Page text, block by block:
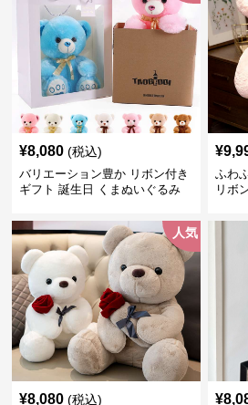
¥8,080 (税込)
バリエーション豊か リボン付き
ギフト 誕生日 くまぬいぐるみ
¥
ふわ
リボ
癒し
人気
¥8,080 (税込) ¥